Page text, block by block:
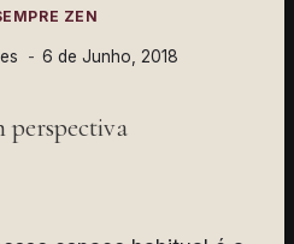
ZEN
6 de Junho, 2018
perspectiva